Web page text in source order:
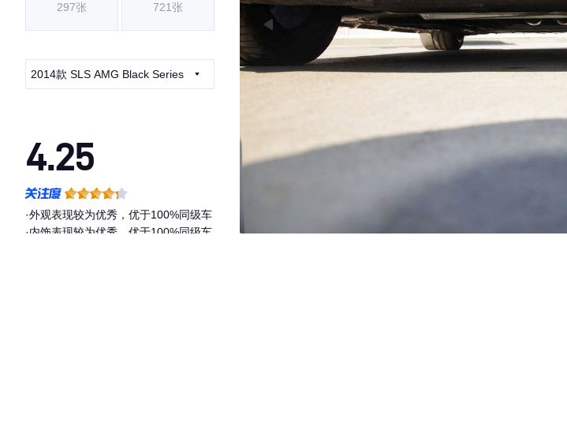
297张 721张
2014款 SLS AMG Black Series
4.25
·外观表现较为优秀，优于100%同级车
·内饰表现较为优秀，优于100%同级车